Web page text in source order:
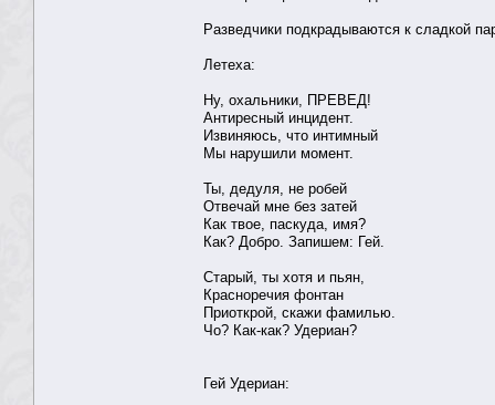
Разведчики подкрадываются к сладкой
Летеха:
Ну, охальники, ПРЕВЕД!
Антиресный инцидент.
Извиняюсь, что интимный
Мы нарушили момент.
Ты, дедуля, не робей
Отвечай мне без затей
Как твое, паскуда, имя?
Как? Добро. Запишем: Гей.
Старый, ты хотя и пьян,
Красноречия фонтан
Приоткрой, скажи фамилью.
Чо? Как-как? Удериан?
Гей Удериан: